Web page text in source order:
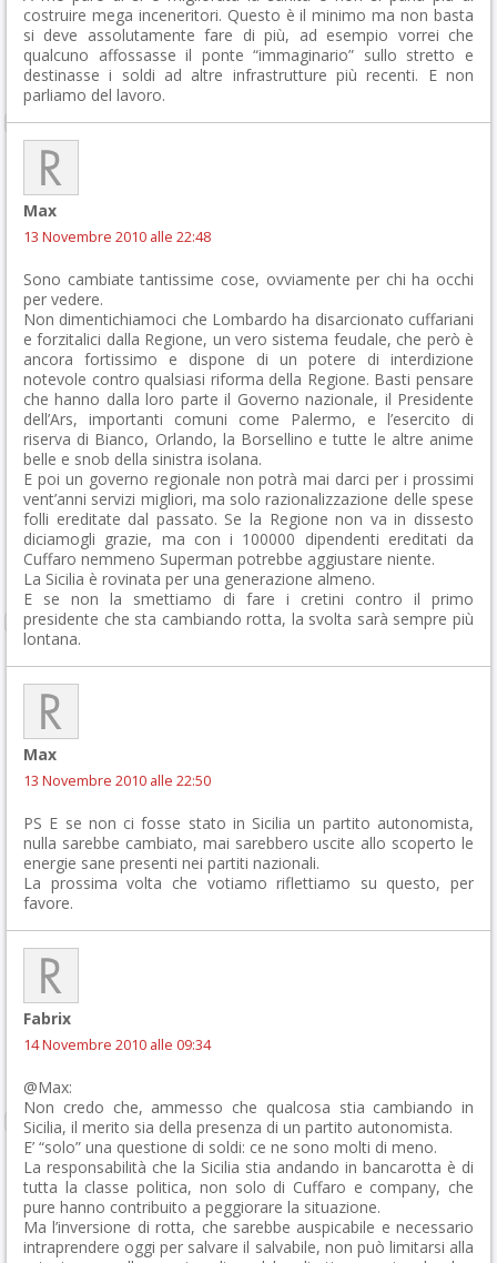
costruire mega inceneritori. Questo è il minimo ma non basta
si deve assolutamente fare di più, ad esempio vorrei che
qualcuno affossasse il ponte “immaginario” sullo stretto e
destinasse i soldi ad altre infrastrutture più recenti. E non
parliamo del lavoro.
Max
13 Novembre 2010 alle 22:48
Sono cambiate tantissime cose, ovviamente per chi ha occhi
per vedere.
Non dimentichiamoci che Lombardo ha disarcionato cuffariani
e forzitalici dalla Regione, un vero sistema feudale, che però è
ancora fortissimo e dispone di un potere di interdizione
notevole contro qualsiasi riforma della Regione. Basti pensare
che hanno dalla loro parte il Governo nazionale, il Presidente
dell’Ars, importanti comuni come Palermo, e l’esercito di
riserva di Bianco, Orlando, la Borsellino e tutte le altre anime
belle e snob della sinistra isolana.
E poi un governo regionale non potrà mai darci per i prossimi
vent’anni servizi migliori, ma solo razionalizzazione delle spese
folli ereditate dal passato. Se la Regione non va in dissesto
diciamogli grazie, ma con i 100000 dipendenti ereditati da
Cuffaro nemmeno Superman potrebbe aggiustare niente.
La Sicilia è rovinata per una generazione almeno.
E se non la smettiamo di fare i cretini contro il primo
presidente che sta cambiando rotta, la svolta sarà sempre più
lontana.
Max
13 Novembre 2010 alle 22:50
PS E se non ci fosse stato in Sicilia un partito autonomista,
nulla sarebbe cambiato, mai sarebbero uscite allo scoperto le
energie sane presenti nei partiti nazionali.
La prossima volta che votiamo riflettiamo su questo, per
favore.
Fabrix
14 Novembre 2010 alle 09:34
@Max:
Non credo che, ammesso che qualcosa stia cambiando in
Sicilia, il merito sia della presenza di un partito autonomista.
E’ “solo” una questione di soldi: ce ne sono molti di meno.
La responsabilità che la Sicilia stia andando in bancarotta è di
tutta la classe politica, non solo di Cuffaro e company, che
pure hanno contribuito a peggiorare la situazione.
Ma l’inversione di rotta, che sarebbe auspicabile e necessario
intraprendere oggi per salvare il salvabile, non può limitarsi alla